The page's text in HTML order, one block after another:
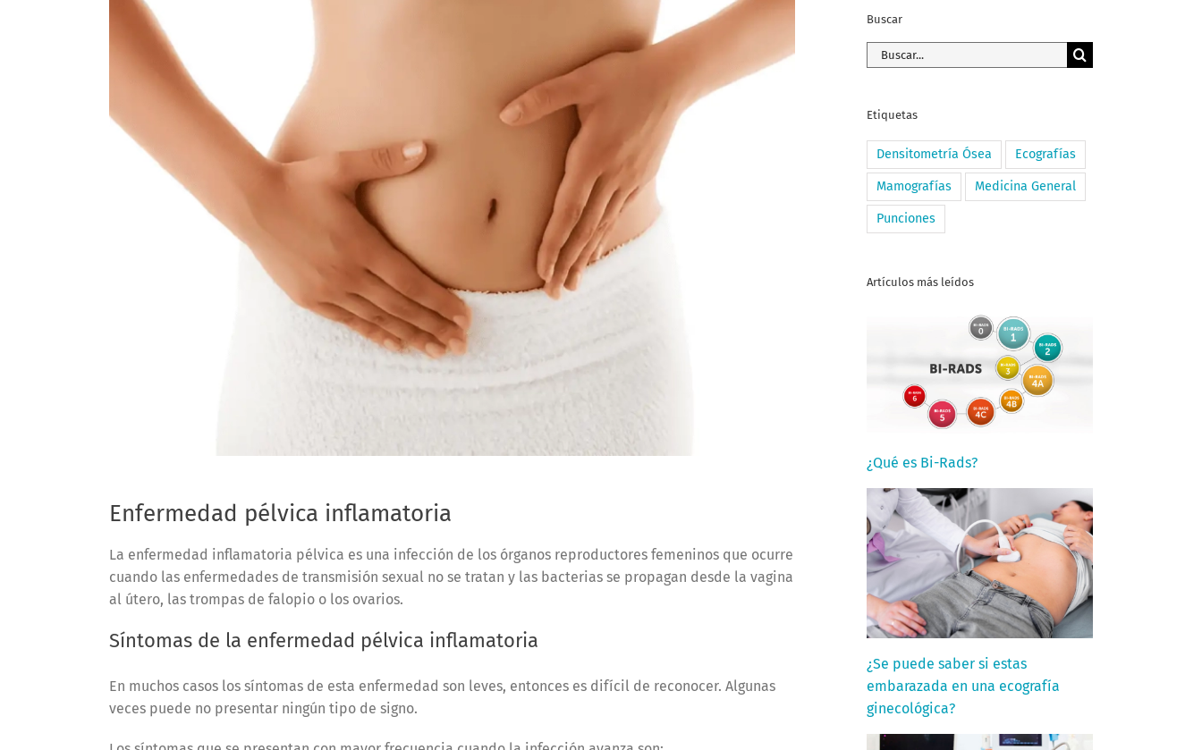
Enfermedad pélvica inflamatoria
La enfermedad inflamatoria pélvica es una infección de los órganos reproductores femeninos que ocurre
cuando las enfermedades de transmisión sexual no se tratan y las bacterias se propagan desde la vagina
al útero, las trompas de falopio o los ovarios.
Síntomas de la enfermedad pélvica inflamatoria
En muchos casos los síntomas de esta enfermedad son leves, entonces es difícil de reconocer. Algunas
veces puede no presentar ningún tipo de signo.
Buscar
Buscar:
Etiquetas
Densitometría Ósea Ecografías
Mamografías Medicina General
Punciones
Artículos más leídos
¿Qué es Bi-Rads?
¿Se puede saber si estas
embarazada en una ecografía
ginecológica?